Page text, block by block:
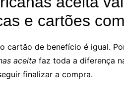
e cartões
cartão de benefício é igual.
aceita faz toda a diferença
finalizar a compra.